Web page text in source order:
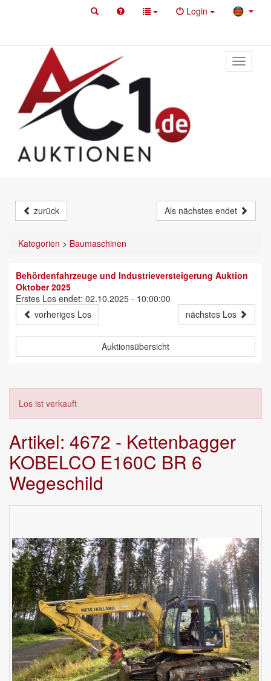
Login
Toggle
primary
zurück Als nächstes endet
Kategorien > Baumaschinen
Behördenfahrzeuge und Industrieversteigerung Auktion
Oktober 2025
Erstes Los endet: 02.10.2025 - 10:00:00
vorheriges Los
nächstes Los
Auktionsübersicht
Los ist verkauft
Artikel: 4672 - Kettenbagger
KOBELCO E160C BR 6
Wegeschild